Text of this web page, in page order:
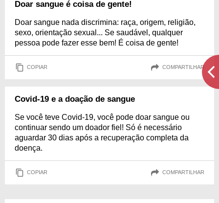
Doar sangue é coisa de gente!
Doar sangue nada discrimina: raça, origem, religião,
sexo, orientação sexual... Se saudável, qualquer
pessoa pode fazer esse bem! É coisa de gente!
COPIAR COMPARTILHAR
Covid-19 e a doação de sangue
Se você teve Covid-19, você pode doar sangue ou
continuar sendo um doador fiel! Só é necessário
aguardar 30 dias após a recuperação completa da
doença.
COPIAR COMPARTILHAR